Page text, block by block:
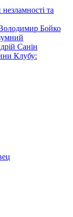
та
Бойко
Санін
Клубу: